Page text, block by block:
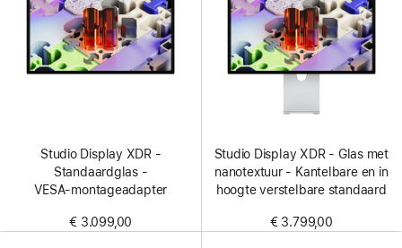
Studio Display XDR -
Standaardglas -
VESA‑montageadapter
€ 3.099,00
Studio Display XDR - Glas met
nanotextuur - Kantelbare en in
hoogte verstelbare standaard
€ 3.799,00